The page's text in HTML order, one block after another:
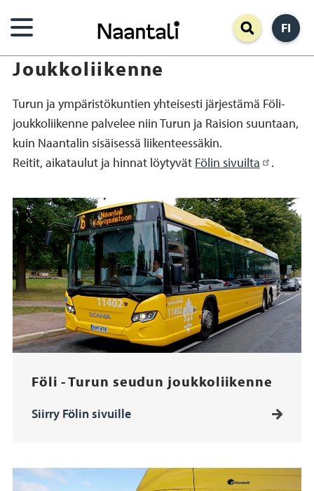
pääsisältöön
FI
Joukkoliikenne
Turun ja ympäristökuntien yhteisesti järjestämä Föli-
joukkoliikenne palvelee niin Turun ja Raision suuntaan,
kuin Naantalin sisäisessä liikenteessäkin.
Reitit, aikataulut ja hinnat löytyvät Fölin sivuilta .
Föli - Turun seudun joukkoliikenne
Siirry Fölin sivuille